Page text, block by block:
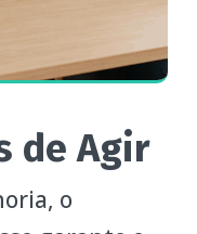
de Agir
o